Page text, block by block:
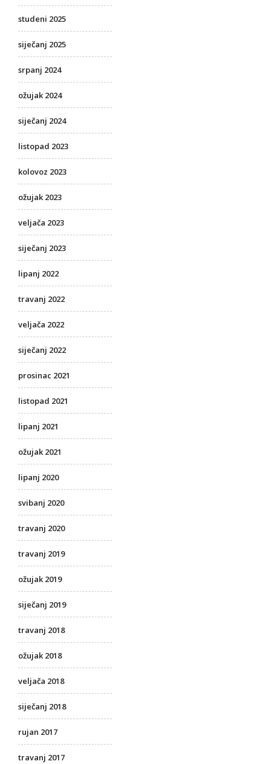
studeni 2025
siječanj 2025
srpanj 2024
ožujak 2024
siječanj 2024
listopad 2023
kolovoz 2023
ožujak 2023
veljača 2023
siječanj 2023
lipanj 2022
travanj 2022
veljača 2022
siječanj 2022
prosinac 2021
listopad 2021
lipanj 2021
ožujak 2021
lipanj 2020
svibanj 2020
travanj 2020
travanj 2019
ožujak 2019
siječanj 2019
travanj 2018
ožujak 2018
veljača 2018
siječanj 2018
rujan 2017
travanj 2017